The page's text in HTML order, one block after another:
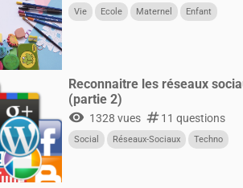
Vie Ecole Maternel Enfant
Reconnaitre les réseaux
(partie 2)
visibility 1328 vues numbers11 questions
Social Réseaux-Sociaux Techno